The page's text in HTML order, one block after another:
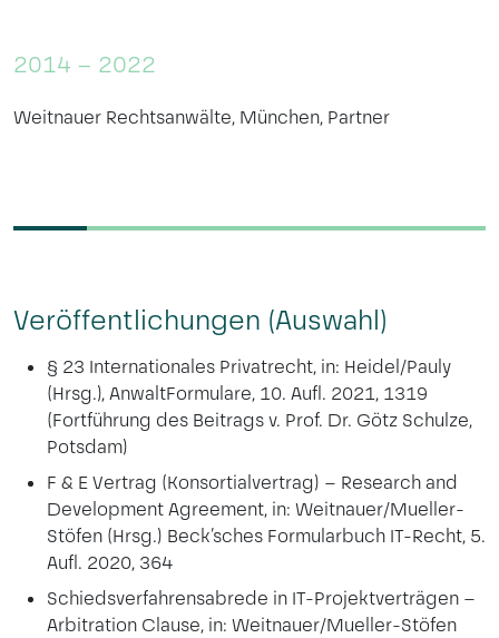
2014 – 2022
Weitnauer Rechtsanwälte, München, Partner
Veröffentlichungen (Auswahl)
§ 23 Internationales Privatrecht, in: Heidel/Pauly
(Hrsg.), AnwaltFormulare, 10. Aufl. 2021, 1319
(Fortführung des Beitrags v. Prof. Dr. Götz Schulze,
Potsdam)
F & E Vertrag (Konsortialvertrag) – Research and
Development Agreement, in: Weitnauer/Mueller-
Stöfen (Hrsg.) Beck’sches Formularbuch IT-Recht, 5.
Aufl. 2020, 364
Schiedsverfahrensabrede in IT-Projektverträgen –
Arbitration Clause, in: Weitnauer/Mueller-Stöfen